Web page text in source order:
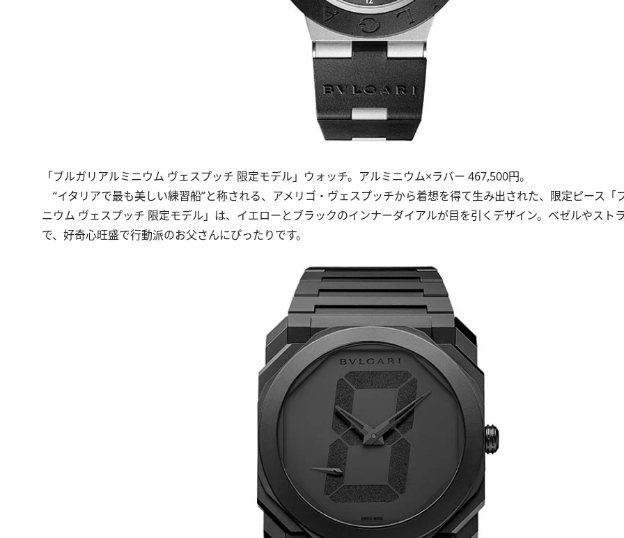
「ブルガリアルミニウム ヴェスプッチ 限定モデル」ウォッチ。アルミニウム×ラバー 467,500円。
“イタリアで最も美しい練習船”と称される、アメリゴ・ヴェスプッチから着想を得て生み出された、限定ピース「
ニウム ヴェスプッチ 限定モデル」は、イエローとブラックのインナーダイアルが目を引くデザイン。ベゼルやスト
で、好奇心旺盛で行動派のお父さんにぴったりです。